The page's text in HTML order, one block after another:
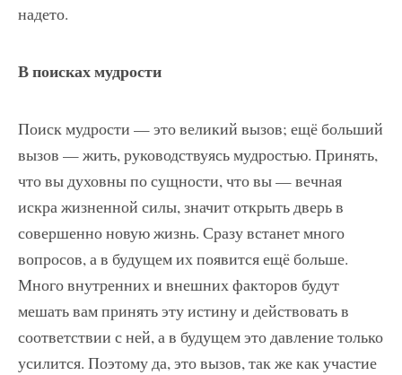
надето.
В поисках мудрости
Поиск мудрости — это великий вызов; ещё больший
вызов — жить, руководствуясь мудростью. Принять,
что вы духовны по сущности, что вы — вечная
искра жизненной силы, значит открыть дверь в
совершенно новую жизнь. Сразу встанет много
вопросов, а в будущем их появится ещё больше.
Много внутренних и внешних факторов будут
мешать вам принять эту истину и действовать в
соответствии с ней, а в будущем это давление только
усилится. Поэтому да, это вызов, так же как участие